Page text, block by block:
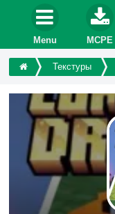
Menu MCPE
Текстуры